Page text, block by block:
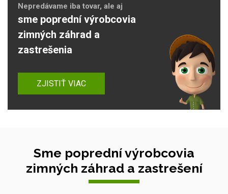
Nepredávame iba tovar, ale aj
sme poprední výrobcovia
zimných záhrad a
zastrešenia
ZJISTIŤ VIAC
Sme poprední výrobcovia
zimných záhrad a zastrešení